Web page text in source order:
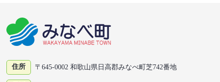
住所 〒645-0002 和歌山県日高郡みなべ町芝742番地